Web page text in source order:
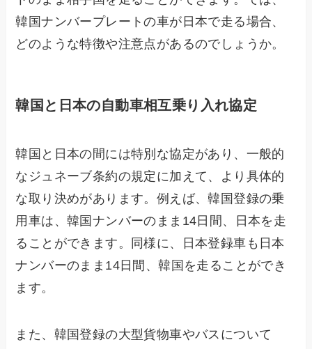
韓国ナンバープレートの車が日本で走る場合、
どのような特徴や注意点があるのでしょうか。
韓国と日本の自動車相互乗り入れ協定
韓国と日本の間には特別な協定があり、一般的
なジュネーブ条約の規定に加えて、より具体的
な取り決めがあります。例えば、韓国登録の乗
用車は、韓国ナンバーのまま14日間、日本を走
ることができます。同様に、日本登録車も日本
ナンバーのまま14日間、韓国を走ることができ
ます。
また、韓国登録の大型貨物車やバスについて